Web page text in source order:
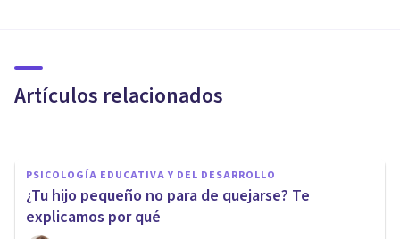
Artículos relacionados
crianza
PSICOLOGÍA EDUCATIVA Y DEL DESARROLLO
¿Tu hijo pequeño no para de quejarse? Te
explicamos por qué